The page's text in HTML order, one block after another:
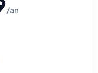
/an
WEB
et des liens
de chaque courriel
désinscrire des envois — ou
Courriels).